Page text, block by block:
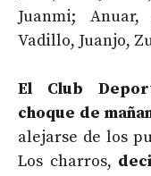
Juanmi;
Vadillo, Juanjo,
El Club
choque de
alejarse de los
Los charros,